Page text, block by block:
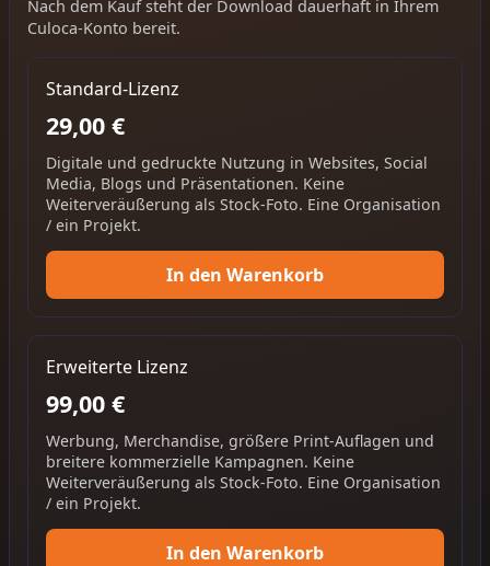
Nach dem Kauf steht der Download dauerhaft in Ihrem
Culoca-Konto bereit.
Standard-Lizenz
29,00 €
Digitale und gedruckte Nutzung in Websites, Social
Media, Blogs und Präsentationen. Keine
Weiterveräußerung als Stock-Foto. Eine Organisation
/ ein Projekt.
In den Warenkorb
Erweiterte Lizenz
99,00 €
Werbung, Merchandise, größere Print-Auflagen und
breitere kommerzielle Kampagnen. Keine
Weiterveräußerung als Stock-Foto. Eine Organisation
/ ein Projekt.
In den Warenkorb